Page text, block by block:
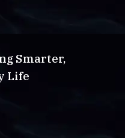
Smarter,
Life